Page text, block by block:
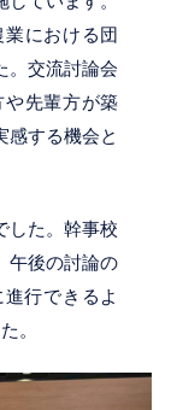
における団
。交流討論会
や先輩方が築
感する機会と
した。幹事校
午後の討論の
行できるよ
。